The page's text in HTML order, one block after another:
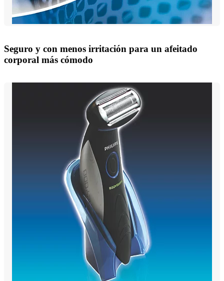
Seguro y con menos irritación para un afeitado
corporal más cómodo